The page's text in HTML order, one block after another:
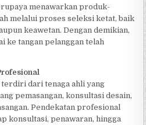
menawarkan produk-
melalui proses seleksi ketat, baik
keawetan. Dengan demikian,
ke tangan pelanggan telah
dari tenaga ahli yang
pemasangan, konsultasi desain,
Pendekatan profesional
konsultasi, penawaran, hingga